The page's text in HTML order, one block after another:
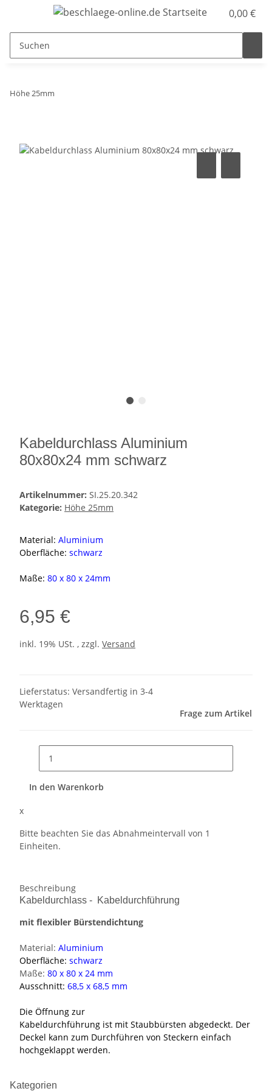
0,00 €
Höhe 25mm
Kabeldurchlass Aluminium
80x80x24 mm schwarz
Artikelnummer: SI.25.20.342
Kategorie: Höhe 25mm
Material: Aluminium
Oberfläche: schwarz
Maße: 80 x 80 x 24mm
6,95 €
inkl. 19% USt. , zzgl. Versand
Lieferstatus: Versandfertig in 3-4
Werktagen
Frage zum Artikel
In den Warenkorb
x
Bitte beachten Sie das Abnahmeintervall von 1
Einheiten.
Beschreibung
Kabeldurchlass - Kabeldurchführung
mit flexibler Bürstendichtung
Material: Aluminium
Oberfläche: schwarz
Maße: 80 x 80 x 24 mm
Ausschnitt: 68,5 x 68,5 mm
Die Öffnung zur
Kabeldurchführung ist mit Staubbürsten abgedeckt. Der
Deckel kann zum Durchführen von Steckern einfach
hochgeklappt werden.
Kategorien